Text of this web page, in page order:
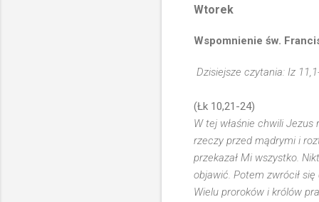
Wtorek
Wspomnienie św.
Dzisiejsze czytania: Iz
(Łk 10,21-24)
W tej właśnie chwili Jezus
rzeczy przed mądrymi i
przekazał Mi wszystko.
objawić. Potem zwrócił
Wielu proroków i królów